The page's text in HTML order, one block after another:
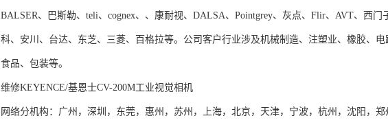
BALSER、巴斯勒、teli、cognex、、康耐视、DALSA、Pointgrey、灰点、Flir、AVT、西
科、安川、台达、东芝、三菱、百格拉等。公司客户行业涉及机械制造、注塑业、橡胶、
食品、包装等。
维修KEYENCE/基恩士CV-200M工业视觉相机
网络分机构：广州，深圳，东莞，惠州，苏州，上海，北京，天津，宁波，杭州，沈阳，郑